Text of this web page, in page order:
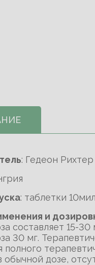
: Гедеон
: таблетки
и
составляет 15-
30 мг.
полного
обычной дозе,